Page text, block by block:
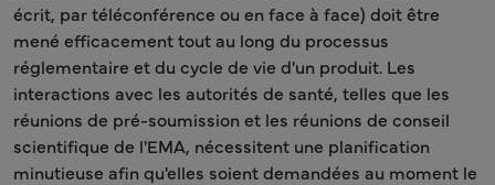
écrit, par téléconférence ou en face à face) doit être
mené efficacement tout au long du processus
réglementaire et du cycle de vie d'un produit. Les
interactions avec les autorités de santé, telles que les
réunions de pré-soumission et les réunions de conseil
scientifique de l'EMA, nécessitent une planification
minutieuse afin qu'elles soient demandées au moment le